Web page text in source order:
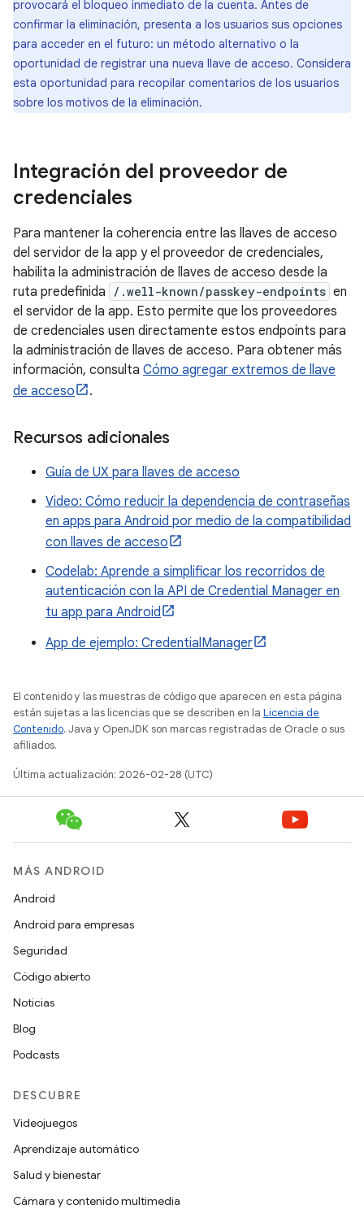
provocará el bloqueo inmediato de la cuenta. Antes de
confirmar la eliminación, presenta a los usuarios sus opciones
para acceder en el futuro: un método alternativo o la
oportunidad de registrar una nueva llave de acceso. Considera
esta oportunidad para recopilar comentarios de los usuarios
sobre los motivos de la eliminación.
Integración del proveedor de
credenciales
Para mantener la coherencia entre las llaves de acceso
del servidor de la app y el proveedor de credenciales,
habilita la administración de llaves de acceso desde la
ruta predefinida
/.well-known/passkey-endpoints en
el servidor de la app. Esto permite que los proveedores
de credenciales usen directamente estos endpoints para
la administración de llaves de acceso. Para obtener más
información, consulta Cómo agregar extremos de llave
de acceso
.
Recursos adicionales
Guía de UX para llaves de acceso
Video: Cómo reducir la dependencia de contraseñas
en apps para Android por medio de la compatibilidad
con llaves de acceso
Codelab: Aprende a simplificar los recorridos de
autenticación con la API de Credential Manager en
tu app para Android
App de ejemplo: CredentialManager
El contenido y las muestras de código que aparecen en esta página
están sujetas a las licencias que se describen en la Licencia de
Contenido. Java y OpenJDK son marcas registradas de Oracle o sus
afiliados.
Última actualización: 2026-02-28 (UTC)
MÁS ANDROID
Android
Android para empresas
Seguridad
Código abierto
Noticias
Blog
Podcasts
DESCUBRE
Videojuegos
Aprendizaje automático
Salud y bienestar
Cámara y contenido multimedia